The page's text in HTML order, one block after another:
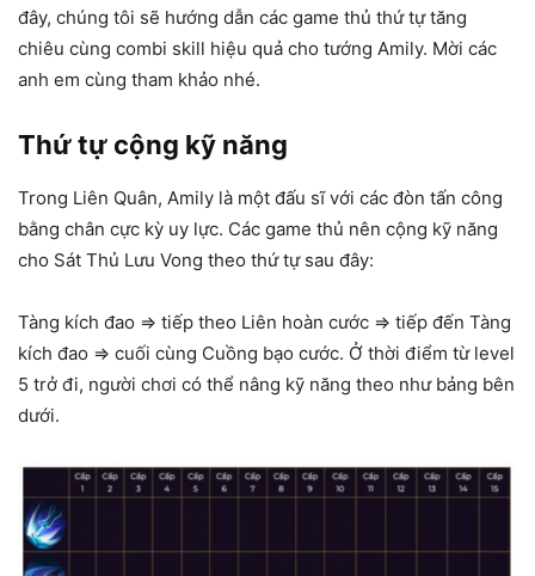
đây, chúng tôi sẽ hướng dẫn các game thủ thứ tự tăng
chiêu cùng combi skill hiệu quả cho tướng Amily. Mời các
anh em cùng tham khảo nhé.
Thứ tự cộng kỹ năng
Trong Liên Quân, Amily là một đấu sĩ với các đòn tấn công
bằng chân cực kỳ uy lực. Các game thủ nên cộng kỹ năng
cho Sát Thủ Lưu Vong theo thứ tự sau đây:
Tàng kích đao => tiếp theo Liên hoàn cước => tiếp đến Tàng
kích đao => cuối cùng Cuồng bạo cước. Ở thời điểm từ level
5 trở đi, người chơi có thể nâng kỹ năng theo như bảng bên
dưới.